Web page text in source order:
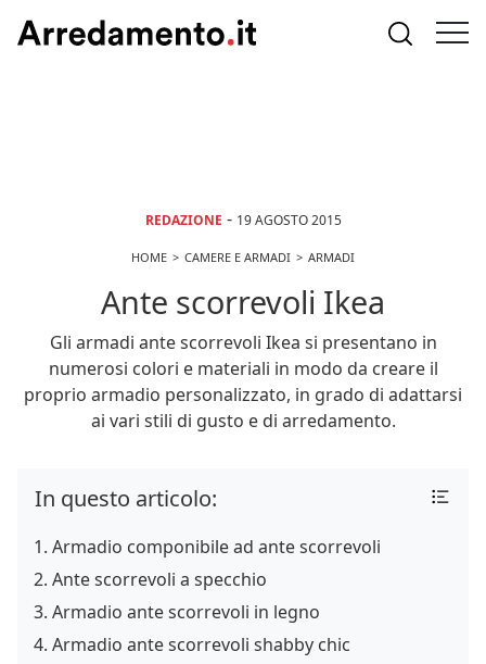
REDAZIONE - 19 AGOSTO 2015
HOME CAMERE E ARMADI ARMADI
Ante scorrevoli Ikea
Gli armadi ante scorrevoli Ikea si presentano in
numerosi colori e materiali in modo da creare il
proprio armadio personalizzato, in grado di adattarsi
ai vari stili di gusto e di arredamento.
In questo articolo:
Armadio componibile ad ante scorrevoli
Ante scorrevoli a specchio
Armadio ante scorrevoli in legno
Armadio ante scorrevoli shabby chic